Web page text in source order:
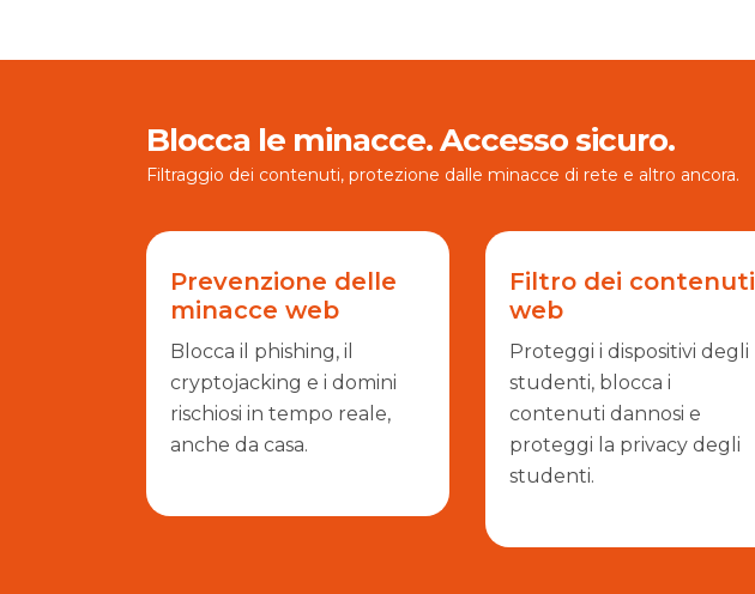
Blocca le minacce. Accesso sicuro.
Filtraggio dei contenuti, protezione dalle minacce di rete e altro ancora.
Prevenzione delle
minacce web
Blocca il phishing, il
cryptojacking e i domini
rischiosi in tempo reale,
anche da casa.
Filtro dei contenuti
web
Proteggi i dispositivi degli
studenti, blocca i
contenuti dannosi e
proteggi la privacy degli
studenti.